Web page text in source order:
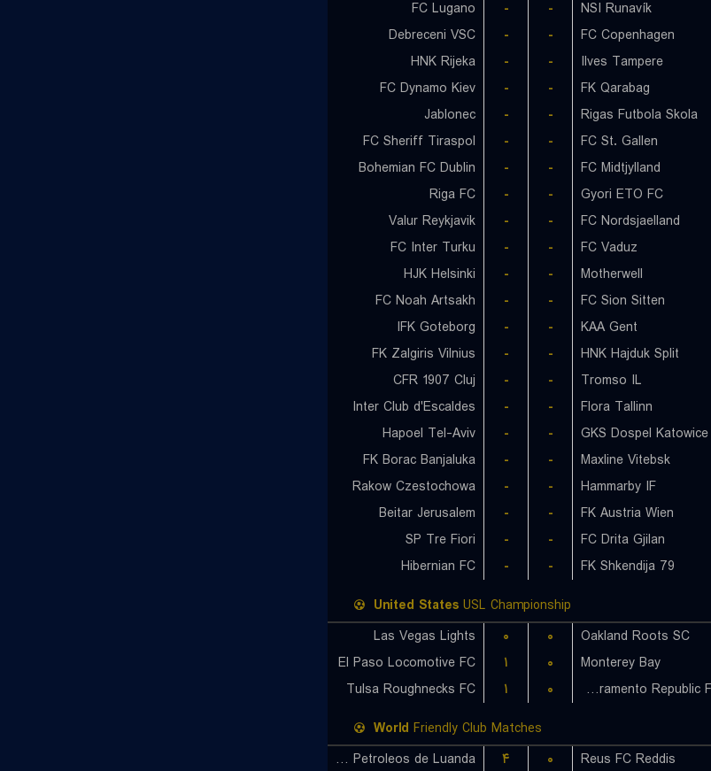
FC Lugano
- - NSI Runavík
Debreceni VSC
- - FC Copenhagen
HNK Rijeka
- - Ilves Tampere
FC Dynamo Kiev
- - FK Qarabag
Jablonec
- - Rigas Futbola Skola
FC Sheriff Tiraspol
- - FC St. Gallen
Bohemian FC Dublin
- - FC Midtjylland
Riga FC
- - Gyori ETO FC
Valur Reykjavik
- - FC Nordsjaelland
FC Inter Turku
- - FC Vaduz
HJK Helsinki
- - Motherwell
FC Noah Artsakh
- - FC Sion Sitten
IFK Goteborg
- - KAA Gent
FK Zalgiris Vilnius
- - HNK Hajduk Split
CFR 1907 Cluj
- - Tromso IL
Inter Club d'Escaldes
- - Flora Tallinn
Hapoel Tel-Aviv
- - GKS Dospel Katowice
FK Borac Banjaluka
- - Maxline Vitebsk
Rakow Czestochowa
- - Hammarby IF
Beitar Jerusalem
- - FK Austria Wien
SP Tre Fiori
- - FC Drita Gjilan
Hibernian FC
- - FK Shkendija 79
United States USL Championship
Las Vegas Lights
۰ ۰ Oakland Roots SC
El Paso Locomotive FC
۱ ۰ Monterey Bay
Tulsa Roughnecks FC
۱ ۰ Sacramento Republic FC
World Friendly Club Matches
Atletico Petroleos de Luanda
۴ ۰ Reus FC Reddis